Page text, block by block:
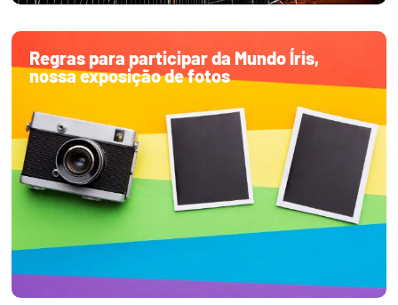
Regras para participar da Mundo Íris,
nossa exposição de fotos